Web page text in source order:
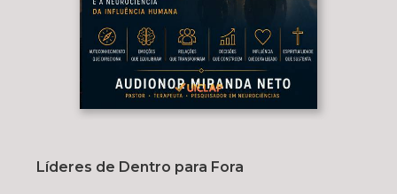
Líderes de Dentro para Fora